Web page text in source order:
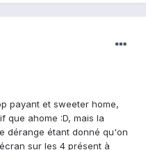
payant et sweeter home,
que ahome :D, mais la
dérange étant donné qu'on
sur les 4 présent à